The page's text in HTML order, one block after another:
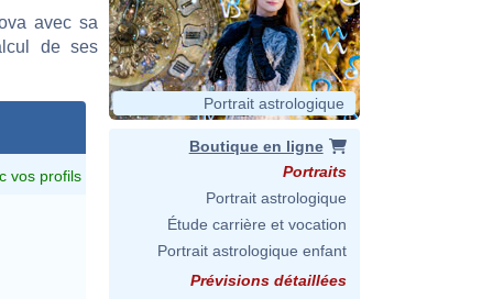
avec sa
de ses
vos profils
Portrait astrologique
Boutique en ligne
Portraits
Portrait astrologique
Étude carrière et vocation
Portrait astrologique enfant
Prévisions détaillées